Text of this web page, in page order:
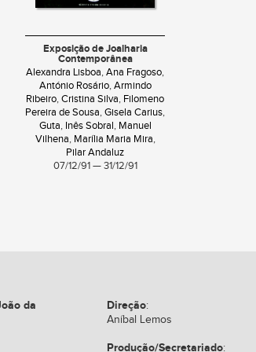
Exposição de Joalharia
Contemporânea
Alexandra Lisboa, Ana Fragoso,
António Rosário, Armindo
Ribeiro, Cristina Silva, Filomeno
Pereira de Sousa, Gisela Carius,
Guta, Inês Sobral, Manuel
Vilhena, Marília Maria Mira,
Pilar Andaluz
07/12/91 — 31/12/91
da
Direção:
Aníbal Lemos
Produção/Secretariado: